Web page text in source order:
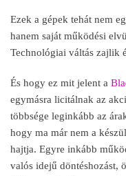
Ezek a gépek tehát nem
hanem saját működési
Technológiai váltás zajlik
És hogy ez mit jelent a
egymásra licitálnak az
többsége leginkább az
hogy ma már nem a
hajtja. Egyre inkább műk
valós idejű döntéshozást,